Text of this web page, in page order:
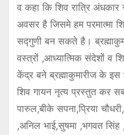
व कहा कि शिव रात्रि
अवसर है जिसमे हम परमात्मा
सद्गुणी बन सकते है।
वस्त्रों ,आध्यात्मिक संदेशों व
केंद्र बने ब्रह्माकुमारीज के इस
शिव गायन नृत्य प्रस्तुत कर
पारुल,बीके सपना,प्रिया
,अनिल भाई,सुषमा ,भगवत